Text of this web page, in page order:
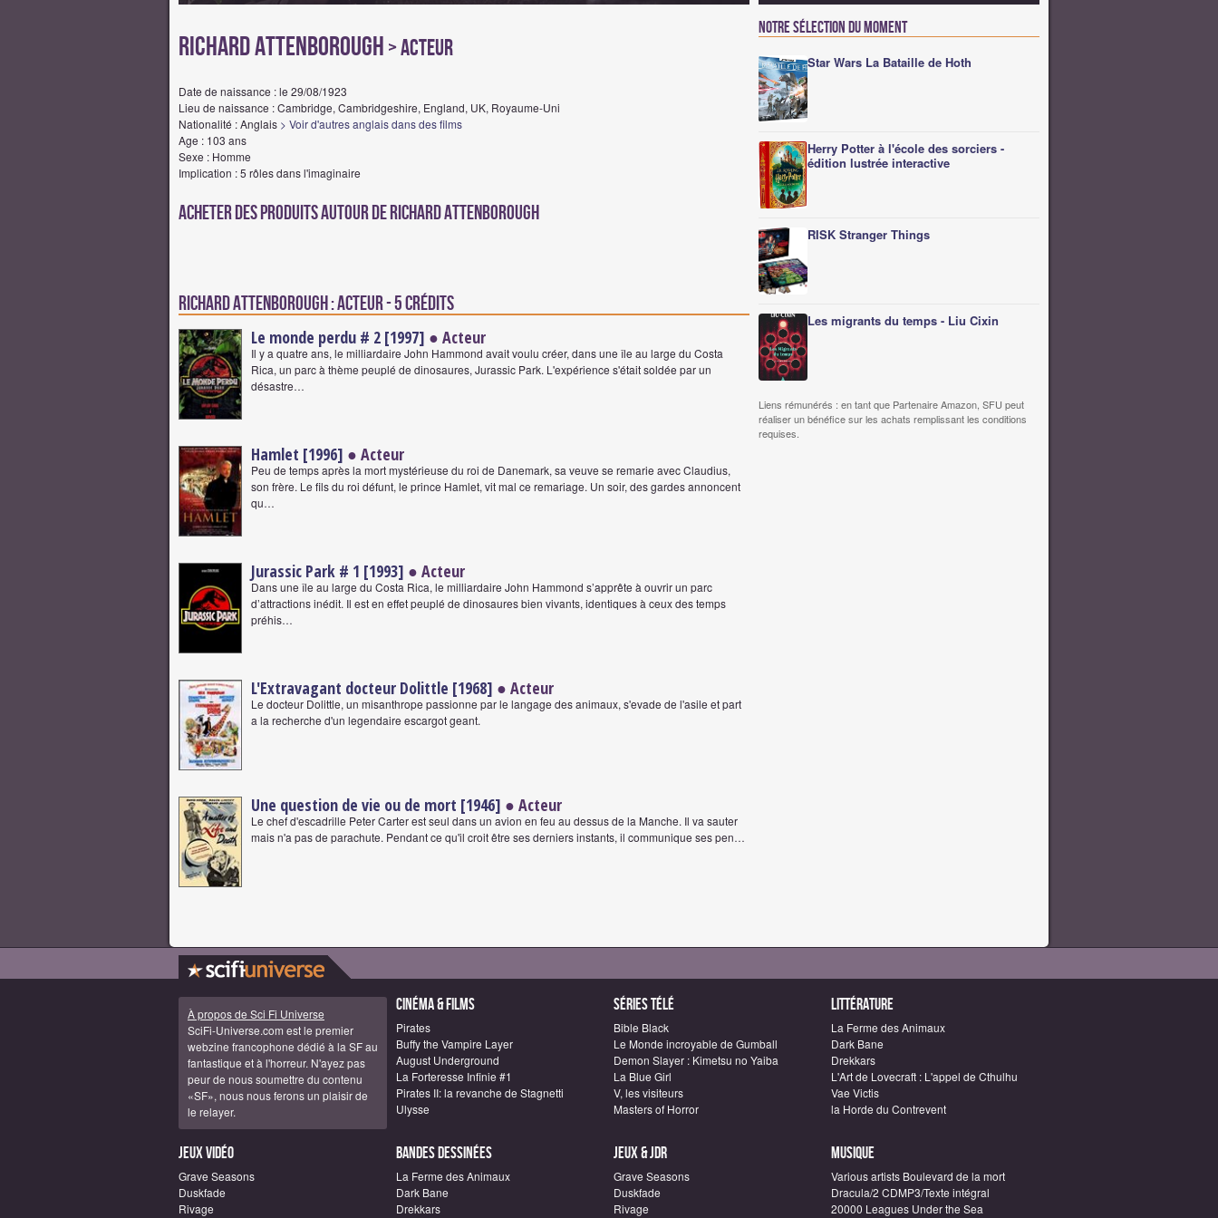
Richard Attenborough > Acteur
Date de naissance : le 29/08/1923
Lieu de naissance : Cambridge, Cambridgeshire, England, UK, Royaume-Uni
Nationalité : Anglais > Voir d'autres anglais dans des films
Age : 103 ans
Sexe : Homme
Implication : 5 rôles dans l'imaginaire
Acheter des produits autour de Richard Attenborough
Richard Attenborough : Acteur - 5 crédits
Le monde perdu # 2 [1997] ● Acteur
Il y a quatre ans, le milliardaire John Hammond avait voulu créer, dans une île au large du Costa
Rica, un parc à thème peuplé de dinosaures, Jurassic Park. L'expérience s'était soldée par un
désastre…
Hamlet [1996] ● Acteur
Peu de temps après la mort mystérieuse du roi de Danemark, sa veuve se remarie avec Claudius,
son frère. Le fils du roi défunt, le prince Hamlet, vit mal ce remariage. Un soir, des gardes annoncent
qu…
Jurassic Park # 1 [1993] ● Acteur
Dans une île au large du Costa Rica, le milliardaire John Hammond s’apprête à ouvrir un parc
d’attractions inédit. Il est en effet peuplé de dinosaures bien vivants, identiques à ceux des temps
préhis…
L'Extravagant docteur Dolittle [1968] ● Acteur
Le docteur Dolittle, un misanthrope passionne par le langage des animaux, s'evade de l'asile et part
a la recherche d'un legendaire escargot geant.
Une question de vie ou de mort [1946] ● Acteur
Le chef d'escadrille Peter Carter est seul dans un avion en feu au dessus de la Manche. Il va sauter
mais n'a pas de parachute. Pendant ce qu'il croit être ses derniers instants, il communique ses pen…
Notre sélection du moment
Star Wars La Bataille de Hoth
Herry Potter à l'école des sorciers -
édition lustrée interactive
RISK Stranger Things
Les migrants du temps - Liu Cixin
Liens rémunérés : en tant que Partenaire Amazon, SFU peut
réaliser un bénéfice sur les achats remplissant les conditions
requises.
À propos de Sci Fi Universe
SciFi-Universe.com est le premier
webzine francophone dédié à la SF au
fantastique et à l'horreur. N'ayez pas
peur de nous soumettre du contenu
«SF», nous nous ferons un plaisir de
le relayer.
Cinéma & Films
Pirates
Buffy the Vampire Layer
August Underground
La Forteresse Infinie #1
Pirates II: la revanche de Stagnetti
Ulysse
Séries télé
Bible Black
Le Monde incroyable de Gumball
Demon Slayer : Kimetsu no Yaiba
La Blue Girl
V, les visiteurs
Masters of Horror
Littérature
La Ferme des Animaux
Dark Bane
Drekkars
L'Art de Lovecraft : L'appel de Cthulhu
Vae Victis
la Horde du Contrevent
Jeux vidéo
Grave Seasons
Duskfade
Rivage
Bandes dessinées
La Ferme des Animaux
Dark Bane
Drekkars
Jeux & JDR
Grave Seasons
Duskfade
Rivage
Musique
Various artists Boulevard de la mort
Dracula/2 CDMP3/Texte intégral
20000 Leagues Under the Sea